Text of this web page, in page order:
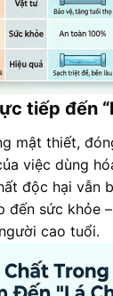
tiếp đến
mật thiết,
việc dùng
độc hại vẫn
sức khỏe
cao tuổi.